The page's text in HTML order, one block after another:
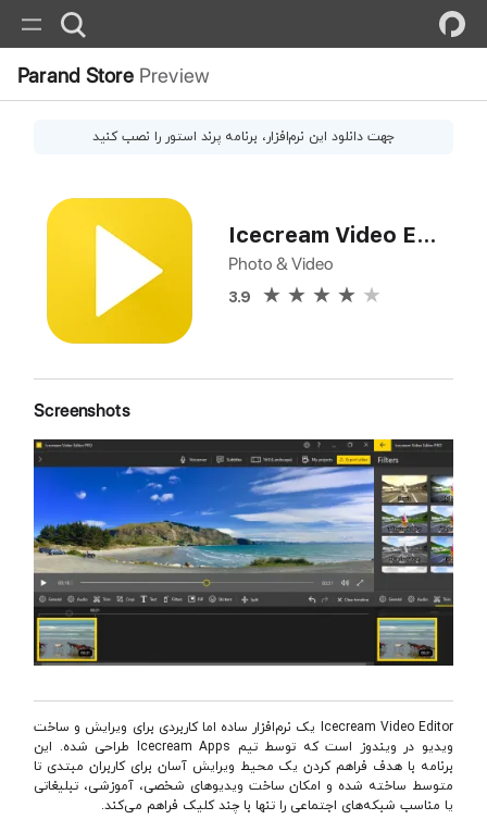
Parand Store Preview
جهت دانلود این نرم‌افزار، برنامه پرند استور را نصب کنید
Icecream Video Editor Pro
Photo & Video
3.9
Screenshots
Icecream Video Editor یک نرم‌افزار ساده اما کاربردی برای ویرایش و ساخت
ویدیو در ویندوز است که توسط تیم Icecream Apps طراحی شده. این
برنامه با هدف فراهم کردن یک محیط ویرایش آسان برای کاربران مبتدی تا
متوسط ساخته شده و امکان ساخت ویدیوهای شخصی، آموزشی، تبلیغاتی
یا مناسب شبکه‌های اجتماعی را تنها با چند کلیک فراهم می‌کند.